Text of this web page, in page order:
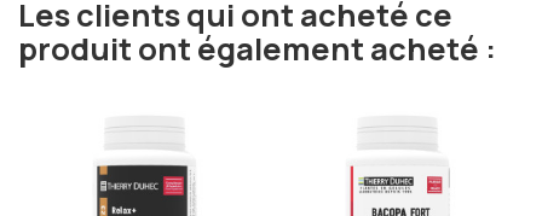
Les clients qui ont acheté ce
produit ont également acheté :